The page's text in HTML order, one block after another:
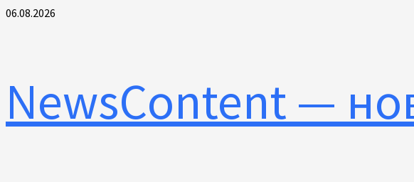
Перейти
06.08.2026
NewsContent —